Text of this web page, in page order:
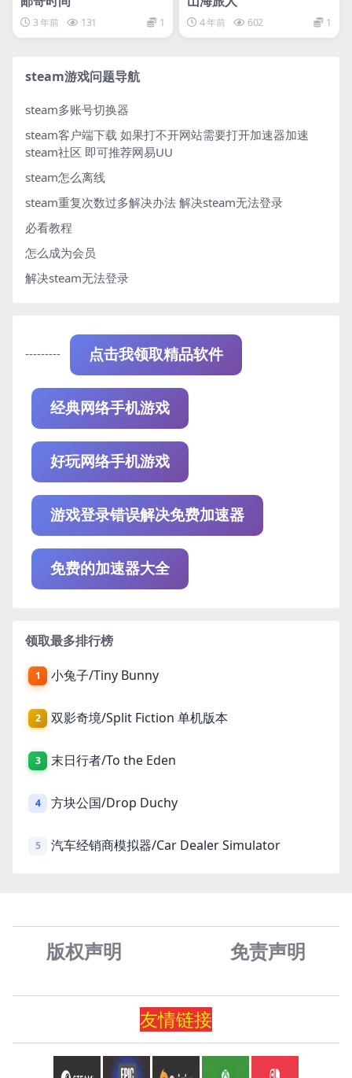
3 年前 131 1 4 年前 602 1
steam游戏问题导航
steam多账号切换器
steam客户端下载 如果打不开网站需要打开加速器加速
steam社区 即可推荐网易UU
steam怎么离线
steam重复次数过多解决办法 解决steam无法登录
必看教程
怎么成为会员
解决steam无法登录
--------- 点击我领取精品软件
经典网络手机游戏
好玩网络手机游戏
游戏登录错误解决免费加速器
免费的加速器大全
领取最多排行榜
1 小兔子/Tiny Bunny
2 双影奇境/Split Fiction 单机版本
3 末日行者/To the Eden
4 方块公国/Drop Duchy
5 汽车经销商模拟器/Car Dealer Simulator
版权声明 免责声明
友情链接